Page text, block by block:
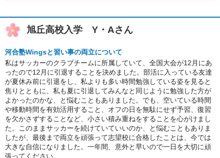
旭丘高校入学 Y・Aさん
河合塾Wingsと習い事の両立について
私はサッカーのクラブチームに所属していて、全国大会が12月にあ
ったので12月に引退することを決めました。部活に入っている友達
が夏休み前に引退をし、私よりも多い時間勉強している姿を見ると
焦りとともに、私も夏に引退してみんなと同じように勉強した方が
よかったのかな、と悩むこともありました。でも、空いている時間
や移動時間を有効活用すること、オフの日を無駄にせず予習、復習
を欠かさずすることなど、小さい積み重ねをすることを心がけまし
た。このままサッカーを続けていていいのか、と悩むこともありま
したが、最後まで両立を頑張って志望校に合格したことは、今では
大きな自信になりました。一年間、意外と早いので一日を大切に頑
張ってください。